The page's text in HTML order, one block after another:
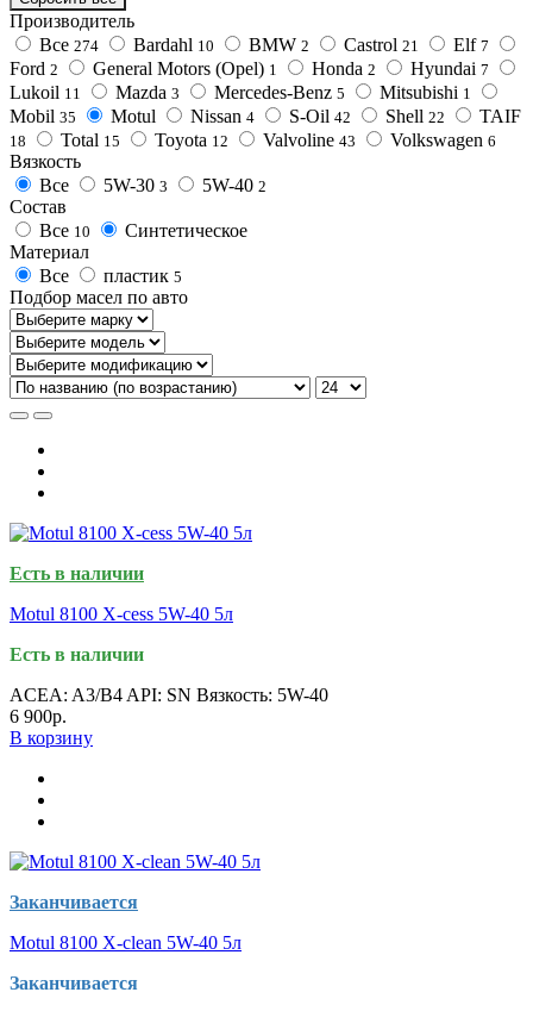
Производитель
Все 274 Bardahl 10 BMW 2 Castrol 21 Elf 7
Ford 2 General Motors (Opel) 1 Honda 2 Hyundai 7
Lukoil 11 Mazda 3 Mercedes-Benz 5 Mitsubishi 1
Mobil 35 Motul Nissan 4 S-Oil 42 Shell 22 TAIF
18 Total 15 Toyota 12 Valvoline 43 Volkswagen 6
Вязкость
Все
5W-30 3 5W-40 2
Состав
Все 10
Синтетическое
Материал
Все
пластик 5
Подбор масел по авто
Есть в наличии
Motul 8100 X-cess 5W-40 5л
Есть в наличии
ACEA: A3/B4 API: SN Вязкость: 5W-40
6 900р.
В корзину
Заканчивается
Motul 8100 X-clean 5W-40 5л
Заканчивается